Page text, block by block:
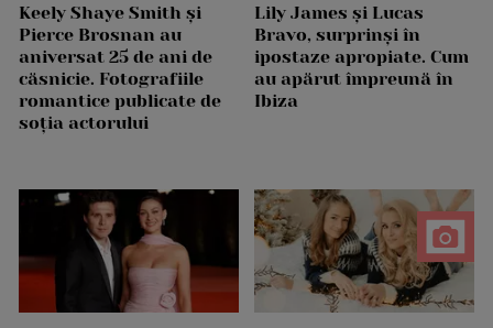
Keely Shaye Smith și
Pierce Brosnan au
aniversat 25 de ani de
căsnicie. Fotografiile
romantice publicate de
soția actorului
Lily James și Lucas
Bravo, surprinși în
ipostaze apropiate. Cum
au apărut împreună în
Ibiza